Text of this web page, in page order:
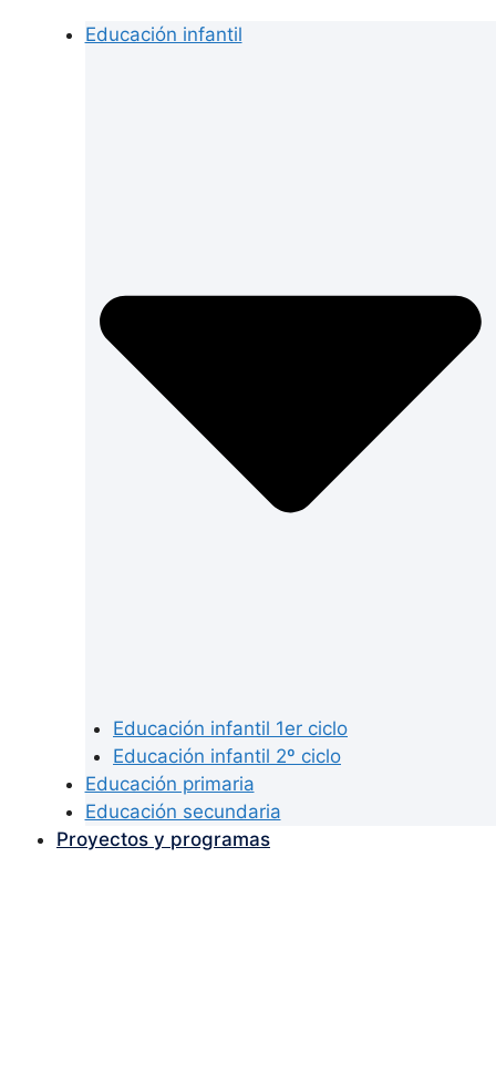
Educación infantil
Educación infantil 1er ciclo
Educación infantil 2º ciclo
Educación primaria
Educación secundaria
Proyectos y programas